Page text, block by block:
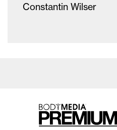
Constantin Wilser